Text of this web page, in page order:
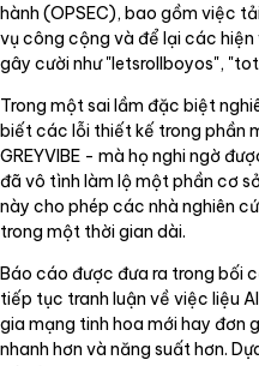
hành (OPSEC), bao gồm việc
vụ công cộng và để lại các
gây cười như "letsrollboyos",
Trong một sai lầm đặc biệt
biết các lỗi thiết kế trong phần
GREYVIBE - mà họ nghi ngờ
đã vô tình làm lộ một phần cơ
này cho phép các nhà nghiên
trong một thời gian dài.
Báo cáo được đưa ra trong bối
tiếp tục tranh luận về việc liệu
gia mạng tinh hoa mới hay đơn
nhanh hơn và năng suất hơn.